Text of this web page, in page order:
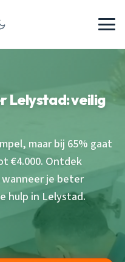
Lelystad: veilig
maar bij 65% gaat
€4.000. Ontdek
je beter
hulp in Lelystad.